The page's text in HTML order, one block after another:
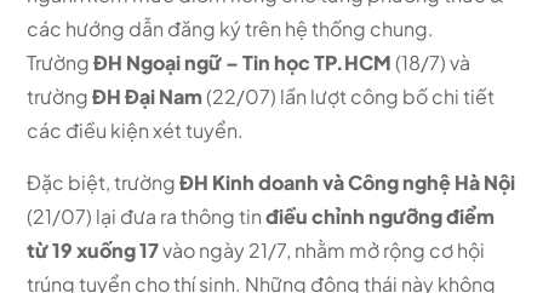
các hướng dẫn đăng ký trên hệ thống chung.
TrườngĐH Ngoại ngữ – Tin học TP.HCM(18/7) và
trườngĐH Đại Nam(22/07) lần lượt công bố chi tiết
các điều kiện xét tuyển.
Đặc biệt, trườngĐH Kinh doanh và Công nghệ Hà Nội
(21/07) lại đưa ra thông tinđiều chỉnh ngưỡng điểm
từ 19 xuống 17vào ngày 21/7, nhằm mở rộng cơ hội
trúng tuyển cho thí sinh. Những động thái này không